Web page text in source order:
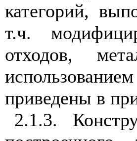
категорий,
т.ч.
отходов,
приведены в
2.1.3.